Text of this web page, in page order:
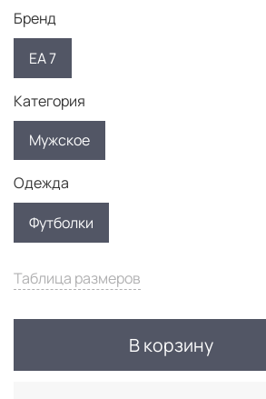
Таблица размеров
В корзину
Бренд
EA 7
Категория
Мужское
Одежда
Футболки